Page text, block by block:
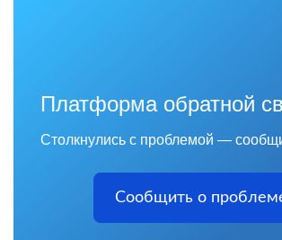
Платформа обратной
Столкнулись с проблемой —
Сообщить о